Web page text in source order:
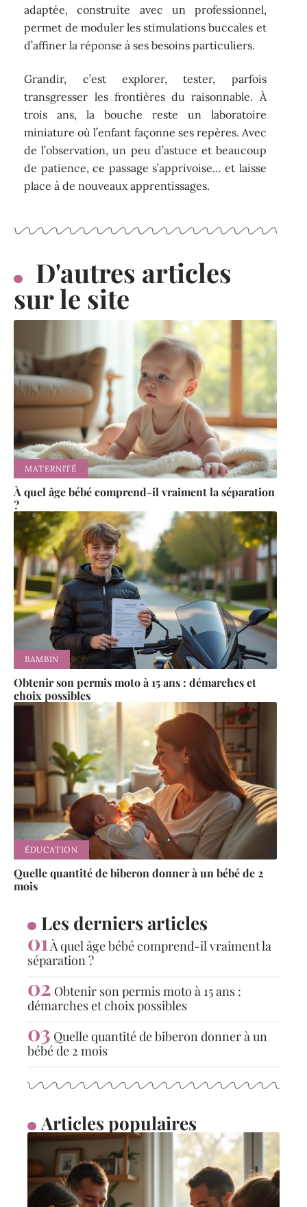
adaptée, construite avec un professionnel,
permet de moduler les stimulations buccales et
d’affiner la réponse à ses besoins particuliers.
Grandir, c’est explorer, tester, parfois
transgresser les frontières du raisonnable. À
trois ans, la bouche reste un laboratoire
miniature où l’enfant façonne ses repères. Avec
de l’observation, un peu d’astuce et beaucoup
de patience, ce passage s’apprivoise… et laisse
place à de nouveaux apprentissages.
D'autres articles
sur le site
MATERNITÉ
À quel âge bébé comprend-il vraiment la séparation
?
BAMBIN
Obtenir son permis moto à 15 ans : démarches et
choix possibles
ÉDUCATION
Quelle quantité de biberon donner à un bébé de 2
mois
Les derniers articles
À quel âge bébé comprend-il vraiment la
séparation ?
Obtenir son permis moto à 15 ans :
démarches et choix possibles
Quelle quantité de biberon donner à un
bébé de 2 mois
Articles populaires